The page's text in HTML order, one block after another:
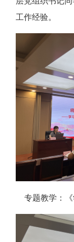
工作经验。
专题教学：